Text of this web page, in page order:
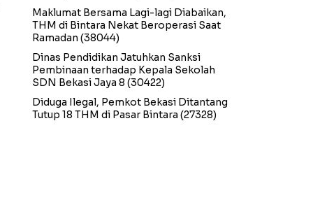
Maklumat Bersama Lagi-lagi Diabaikan,
THM di Bintara Nekat Beroperasi Saat
Ramadan (38044)
Dinas Pendidikan Jatuhkan Sanksi
Pembinaan terhadap Kepala Sekolah
SDN Bekasi Jaya 8 (30422)
Diduga Ilegal, Pemkot Bekasi Ditantang
Tutup 18 THM di Pasar Bintara (27328)